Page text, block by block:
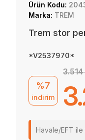
Ürün Kodu:
Marka: TREM
Trem stor
*V2537970*
%7
indirim
3.514
Havale/EFT ile